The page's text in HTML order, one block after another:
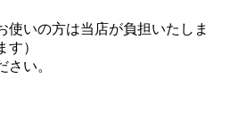
使いの方は当店が負担いたしま
）
い。